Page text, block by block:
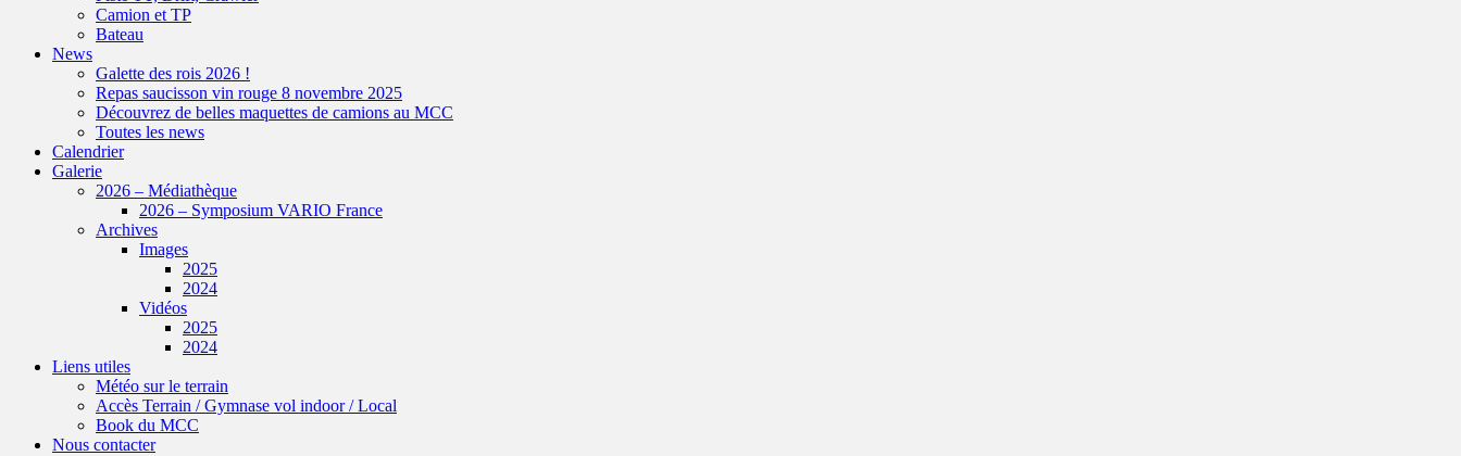
Camion et TP
Bateau
News
Galette des rois 2026 !
Repas saucisson vin rouge 8 novembre 2025
Découvrez de belles maquettes de camions au MCC
Toutes les news
Calendrier
Galerie
2026 – Médiathèque
2026 – Symposium VARIO France
Archives
Images
2025
2024
Vidéos
2025
2024
Liens utiles
Météo sur le terrain
Accès Terrain / Gymnase vol indoor / Local
Book du MCC
Nous contacter